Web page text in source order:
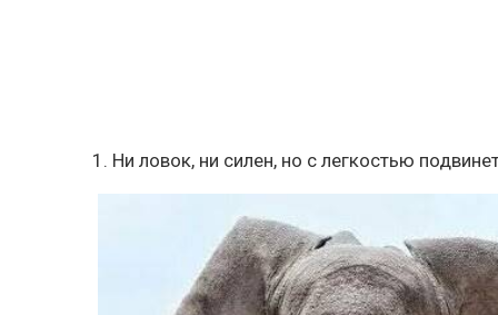
1. Ни ловок, ни силен, но с легкостью